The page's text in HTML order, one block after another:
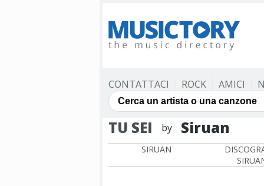
CONTATTACI ROCK AMICI
TU SEI by Siruan
SIRUAN